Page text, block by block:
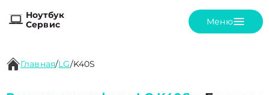
Ноутбук
Сервис
Меню
Главная/LG/K40S